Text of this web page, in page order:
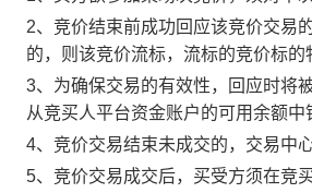
2、竞价结束前成功回应该竞价交易
的，则该竞价流标，流标的竞价标
3、为确保交易的有效性，回应时将
从竞买人平台资金账户的可用余额
4、竞价交易结束未成交的，交易中
5、竞价交易成交后，买受方须在竞